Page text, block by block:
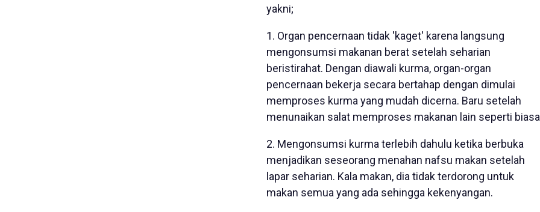
yakni;
1. Organ pencernaan tidak 'kaget' karena langsung
mengonsumsi makanan berat setelah seharian
beristirahat. Dengan diawali kurma, organ-organ
pencernaan bekerja secara bertahap dengan dimulai
memproses kurma yang mudah dicerna. Baru setelah
menunaikan salat memproses makanan lain seperti
2. Mengonsumsi kurma terlebih dahulu ketika berbuka
menjadikan seseorang menahan nafsu makan setelah
lapar seharian. Kala makan, dia tidak terdorong untuk
makan semua yang ada sehingga kekenyangan.